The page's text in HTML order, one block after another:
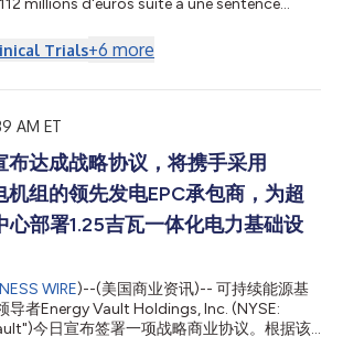
millions d'euros suite à une sentence
d'arbitrage en cours avec
(« PharmaEssentia ») concernant
de PharmaEssentia...
Trials+6 more
AM ET
达成战略协议，将携手采用
组的领先发电EPC承包商，为超
心部署1.25吉瓦一体化电力基础设
WIRE)--(美国商业资讯)-- 可持续能源基
导者Energy Vault Holdings, Inc. (NYSE:
今日宣布签署一项战略商业协议。根据该